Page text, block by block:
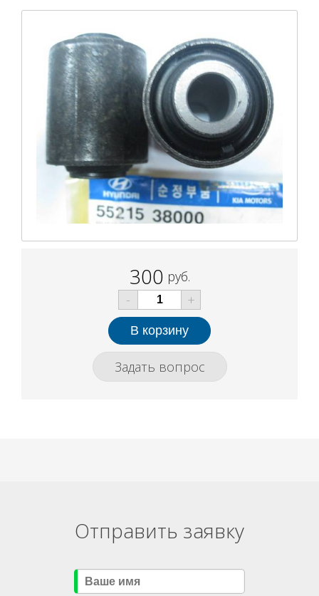
300 руб.
-
+
Задать вопрос
Отправить заявку